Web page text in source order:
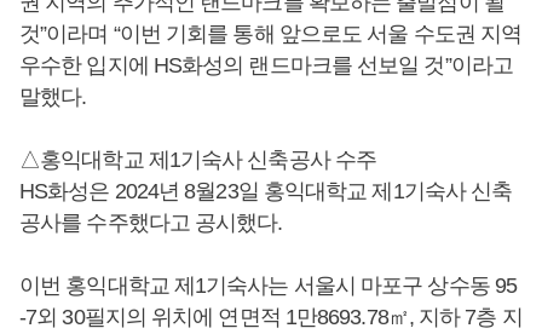
것”이라며 “이번 기회를 통해 앞으로도 서울 수도권 지역
우수한 입지에 HS화성의 랜드마크를 선보일 것”이라고
말했다.
△홍익대학교 제1기숙사 신축공사 수주
HS화성은 2024년 8월23일 홍익대학교 제1기숙사 신축
공사를 수주했다고 공시했다.
이번 홍익대학교 제1기숙사는 서울시 마포구 상수동 95
-7외 30필지의 위치에 연면적 1만8693.78㎡, 지하 7층 지